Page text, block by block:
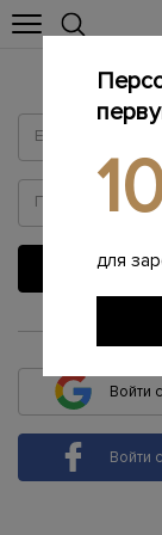
Войти
Войти
для